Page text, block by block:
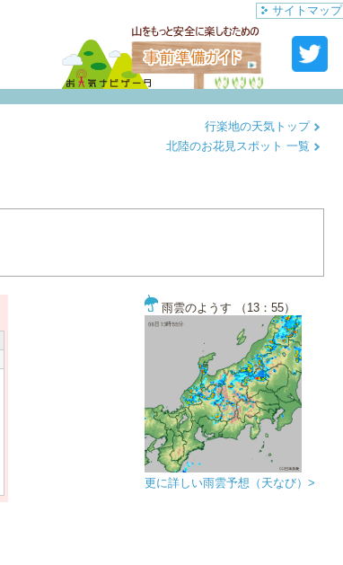
サイトマップ
行楽地の天気トップ
北陸のお花見スポット 一覧
雨雲のようす （13：55）
更に詳しい雨雲予想（天なび）>